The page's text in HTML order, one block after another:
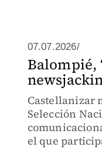
07.07.2026/
Balompié,
Castellanizar
Selección
el que